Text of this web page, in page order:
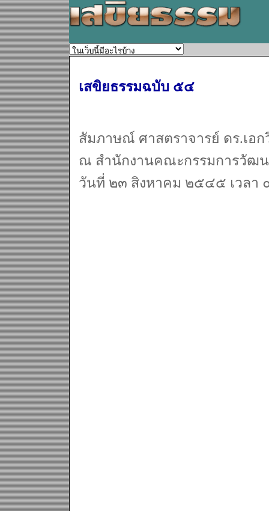
เสขิยธรรมฉบับ ๕๔
สัมภาษณ์ ศาสตราจารย์ ดร.เ
ณ สำนักงานคณะกรรมการวัฒน
วันที่ ๒๓ สิงหาคม ๒๕๔๕ เวลา